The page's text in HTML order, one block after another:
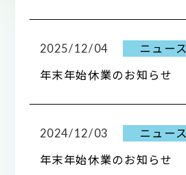
2025/12/04 ニュース
年末年始休業のお知らせ
2024/12/03 ニュース
年末年始休業のお知らせ